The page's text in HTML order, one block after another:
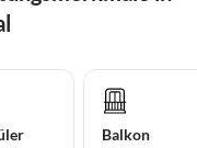
Balkon